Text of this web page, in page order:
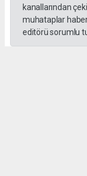
kanallarından
muhataplar
editörü sorumlu